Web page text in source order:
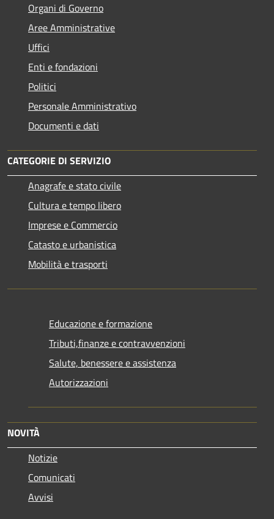
Organi di Governo
Aree Amministrative
Uffici
Enti e fondazioni
Politici
Personale Amministrativo
Documenti e dati
CATEGORIE DI SERVIZIO
Anagrafe e stato civile
Cultura e tempo libero
Imprese e Commercio
Catasto e urbanistica
Mobilità e trasporti
Educazione e formazione
Tributi,finanze e contravvenzioni
Salute, benessere e assistenza
Autorizzazioni
NOVITÀ
Notizie
Comunicati
Avvisi